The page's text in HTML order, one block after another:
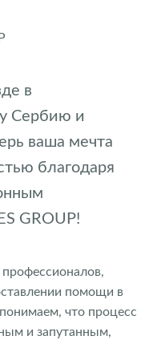
в
Сербию и
ваша мечта
благодаря
GROUP!
помощи в
что процесс
и запутанным,